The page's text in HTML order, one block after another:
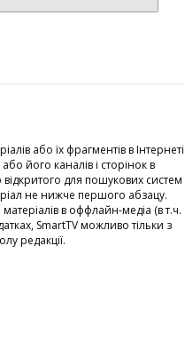
або їх фрагментів в Інтернеті
його каналів і сторінок в
для пошукових систем
не нижче першого абзацу.
в оффлайн-медіа (в т.ч.
SmartTV можливо тільки з
редакції.